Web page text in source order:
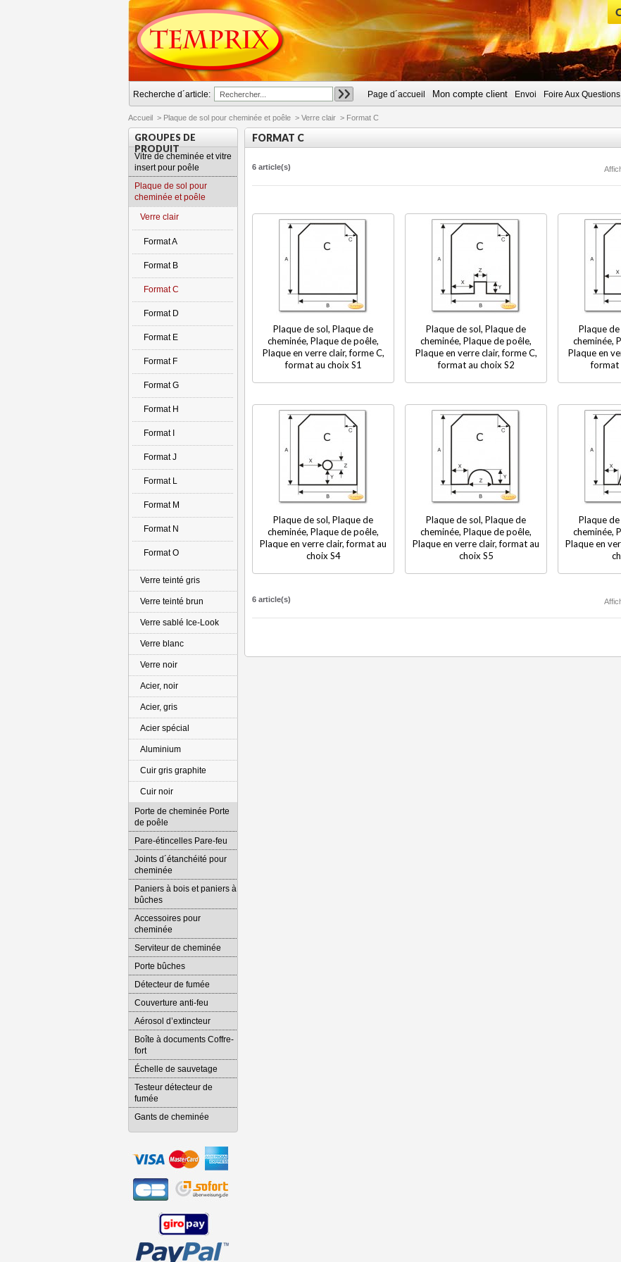
Recherche d´article: CHERCHER
Page d´accueil Mon compte client Envoi Foire Aux Questions
Accueil > Plaque de sol pour cheminée et poêle > Verre clair > Format C
FORMAT C
6 article(s)
Plaque de sol, Plaque de
cheminée, Plaque de poêle,
Plaque en verre clair, forme C,
format au choix S1
Plaque de sol, Plaque de
cheminée, Plaque de poêle,
Plaque en verre clair, forme C,
format au choix S2
Plaque
cheminée,
Plaque en
format
Plaque de sol, Plaque de
cheminée, Plaque de poêle,
Plaque en verre clair, format au
choix S4
Plaque de sol, Plaque de
cheminée, Plaque de poêle,
Plaque en verre clair, format au
choix S5
Plaque
cheminée,
Plaque en
6 article(s)
GROUPES DE
PRODUIT
Vitre de cheminée et vitre
insert pour poêle
Plaque de sol pour
cheminée et poêle
Verre clair
Format A
Format B
Format C
Format D
Format E
Format F
Format G
Format H
Format I
Format J
Format L
Format M
Format N
Format O
Verre teinté gris
Verre teinté brun
Verre sablé Ice-Look
Verre blanc
Verre noir
Acier, noir
Acier, gris
Acier spécial
Aluminium
Cuir gris graphite
Cuir noir
Porte de cheminée Porte
de poêle
Pare-étincelles Pare-feu
Joints d´étanchéité pour
cheminée
Paniers à bois et paniers à
bûches
Accessoires pour
cheminée
Serviteur de cheminée
Porte bûches
Détecteur de fumée
Couverture anti-feu
Aérosol d’extincteur
Boîte à documents Coffre-
fort
Échelle de sauvetage
Testeur détecteur de
fumée
Gants de cheminée